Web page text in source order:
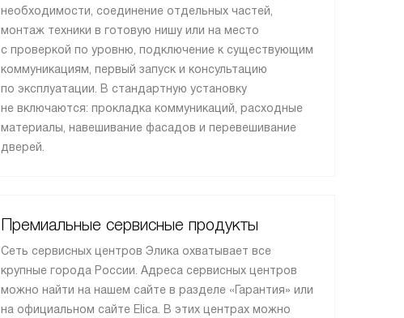
необходимости, соединение отдельных частей,
монтаж техники в готовую нишу или на место
с проверкой по уровню, подключение к существующим
коммуникациям, первый запуск и консультацию
по эксплуатации. В стандартную установку
не включаются: прокладка коммуникаций, расходные
материалы, навешивание фасадов и перевешивание
дверей.
Премиальные сервисные продукты
Сеть сервисных центров Элика охватывает все
крупные города России. Адреса сервисных центров
можно найти на нашем сайте в разделе «Гарантия» или
на официальном сайте Elica. В этих центрах можно